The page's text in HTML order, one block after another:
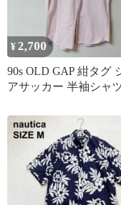
¥2,700
90s OLD GAP 紺タグ
アサッカー 半袖シャ